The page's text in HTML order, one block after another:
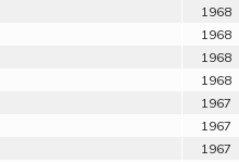
1968
1968
1968
1968
1967
1967
1967